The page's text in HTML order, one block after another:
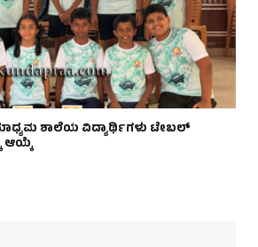
ಶಾಲೆಯ ವಿದ್ಯಾರ್ಥಿಗಳು ಟೇಬಲ್‌
ಆಯ್ಕೆ